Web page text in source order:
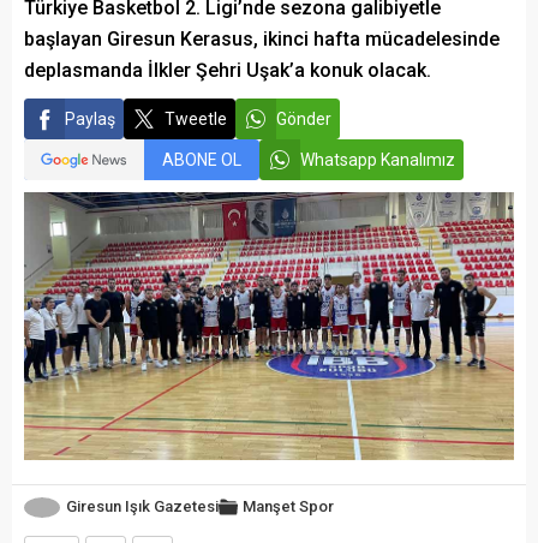
Türkiye Basketbol 2. Ligi’nde sezona galibiyetle
başlayan Giresun Kerasus, ikinci hafta mücadelesinde
deplasmanda İlkler Şehri Uşak’a konuk olacak.
Paylaş Tweetle Gönder
ABONE OL Whatsapp Kanalımız
Giresun Işık Gazetesi Manşet Spor